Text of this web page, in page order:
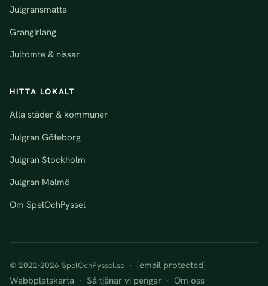
Julgransmatta
Grangirlang
Jultomte & nissar
HITTA LOKALT
Alla städer & kommuner
Julgran Göteborg
Julgran Stockholm
Julgran Malmö
Om SpelOchPyssel
© 2022-2026 SpelOchPyssel.se · [email protected]
Webbplatskarta · Så tjänar vi pengar · Om oss